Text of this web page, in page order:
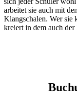
arbeitet sie auch mit
Klangschalen. Wer sie
kreiert in dem auch